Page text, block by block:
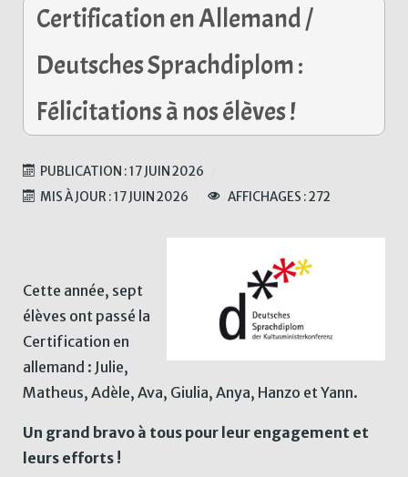
Certification en Allemand /
Deutsches Sprachdiplom :
Félicitations à nos élèves !
PUBLICATION : 17 JUIN 2026
MIS À JOUR : 17 JUIN 2026
AFFICHAGES : 272
Cette année, sept
élèves ont passé la
Certification en
allemand : Julie,
Matheus, Adèle, Ava, Giulia, Anya, Hanzo et Yann.
Un grand bravo à tous pour leur engagement et
leurs efforts !